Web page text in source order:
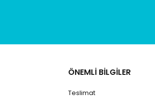
ÖNEMLİ BİLGİLER
Teslimat